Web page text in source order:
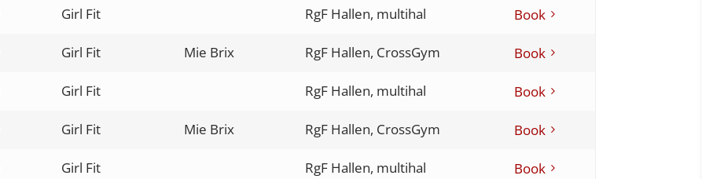
Girl Fit RgF Hallen, multihal Book
Girl Fit Mie Brix RgF Hallen, CrossGym Book
Girl Fit RgF Hallen, multihal Book
Girl Fit Mie Brix RgF Hallen, CrossGym Book
Girl Fit RgF Hallen, multihal Book